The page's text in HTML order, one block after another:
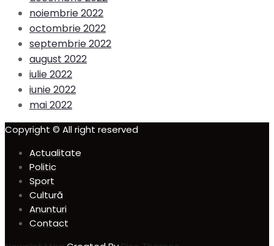
noiembrie 2022
octombrie 2022
septembrie 2022
august 2022
iulie 2022
iunie 2022
mai 2022
Copyright © All right reserved
Actualitate
Politic
Sport
Cultură
Anunturi
Contact